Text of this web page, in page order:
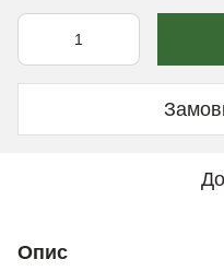
Опис